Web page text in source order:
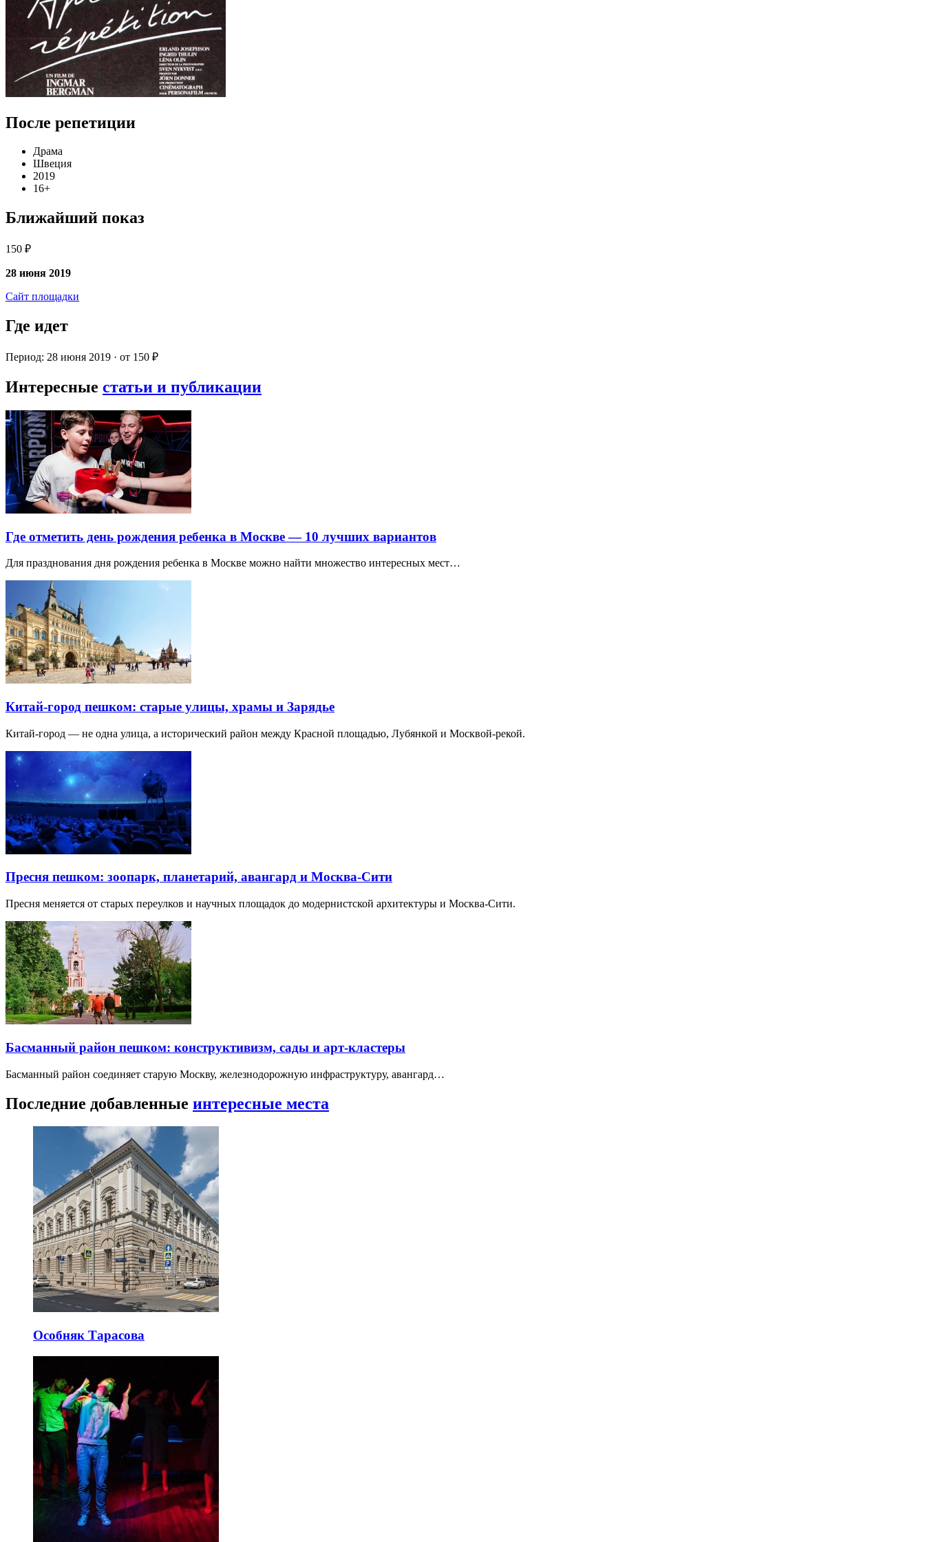
После репетиции
Драма
Швеция
2019
16+
Ближайший показ
150 ₽
28 июня 2019
Сайт площадки
Где идет
Период: 28 июня 2019 · от 150 ₽
Интересные статьи и публикации
Где отметить день рождения ребенка в Москве — 10 лучших вариантов
Для празднования дня рождения ребенка в Москве можно найти множество интересных мест…
Китай-город пешком: старые улицы, храмы и Зарядье
Китай-город — не одна улица, а исторический район между Красной площадью, Лубянкой и Москвой-рекой.
Пресня пешком: зоопарк, планетарий, авангард и Москва-Сити
Пресня меняется от старых переулков и научных площадок до модернистской архитектуры и Москва-Сити.
Басманный район пешком: конструктивизм, сады и арт-кластеры
Басманный район соединяет старую Москву, железнодорожную инфраструктуру, авангард…
Последние добавленные интересные места
Особняк Тарасова